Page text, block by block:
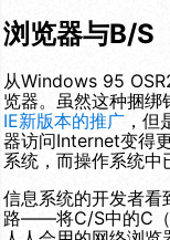
浏览器与B/S
从Windows 95
览器。虽然这种捆绑
IE新版本的推广 ，
器访问Internet变得
系统，而操作系统中
信息系统的开发者看
路——将C/S中的C（